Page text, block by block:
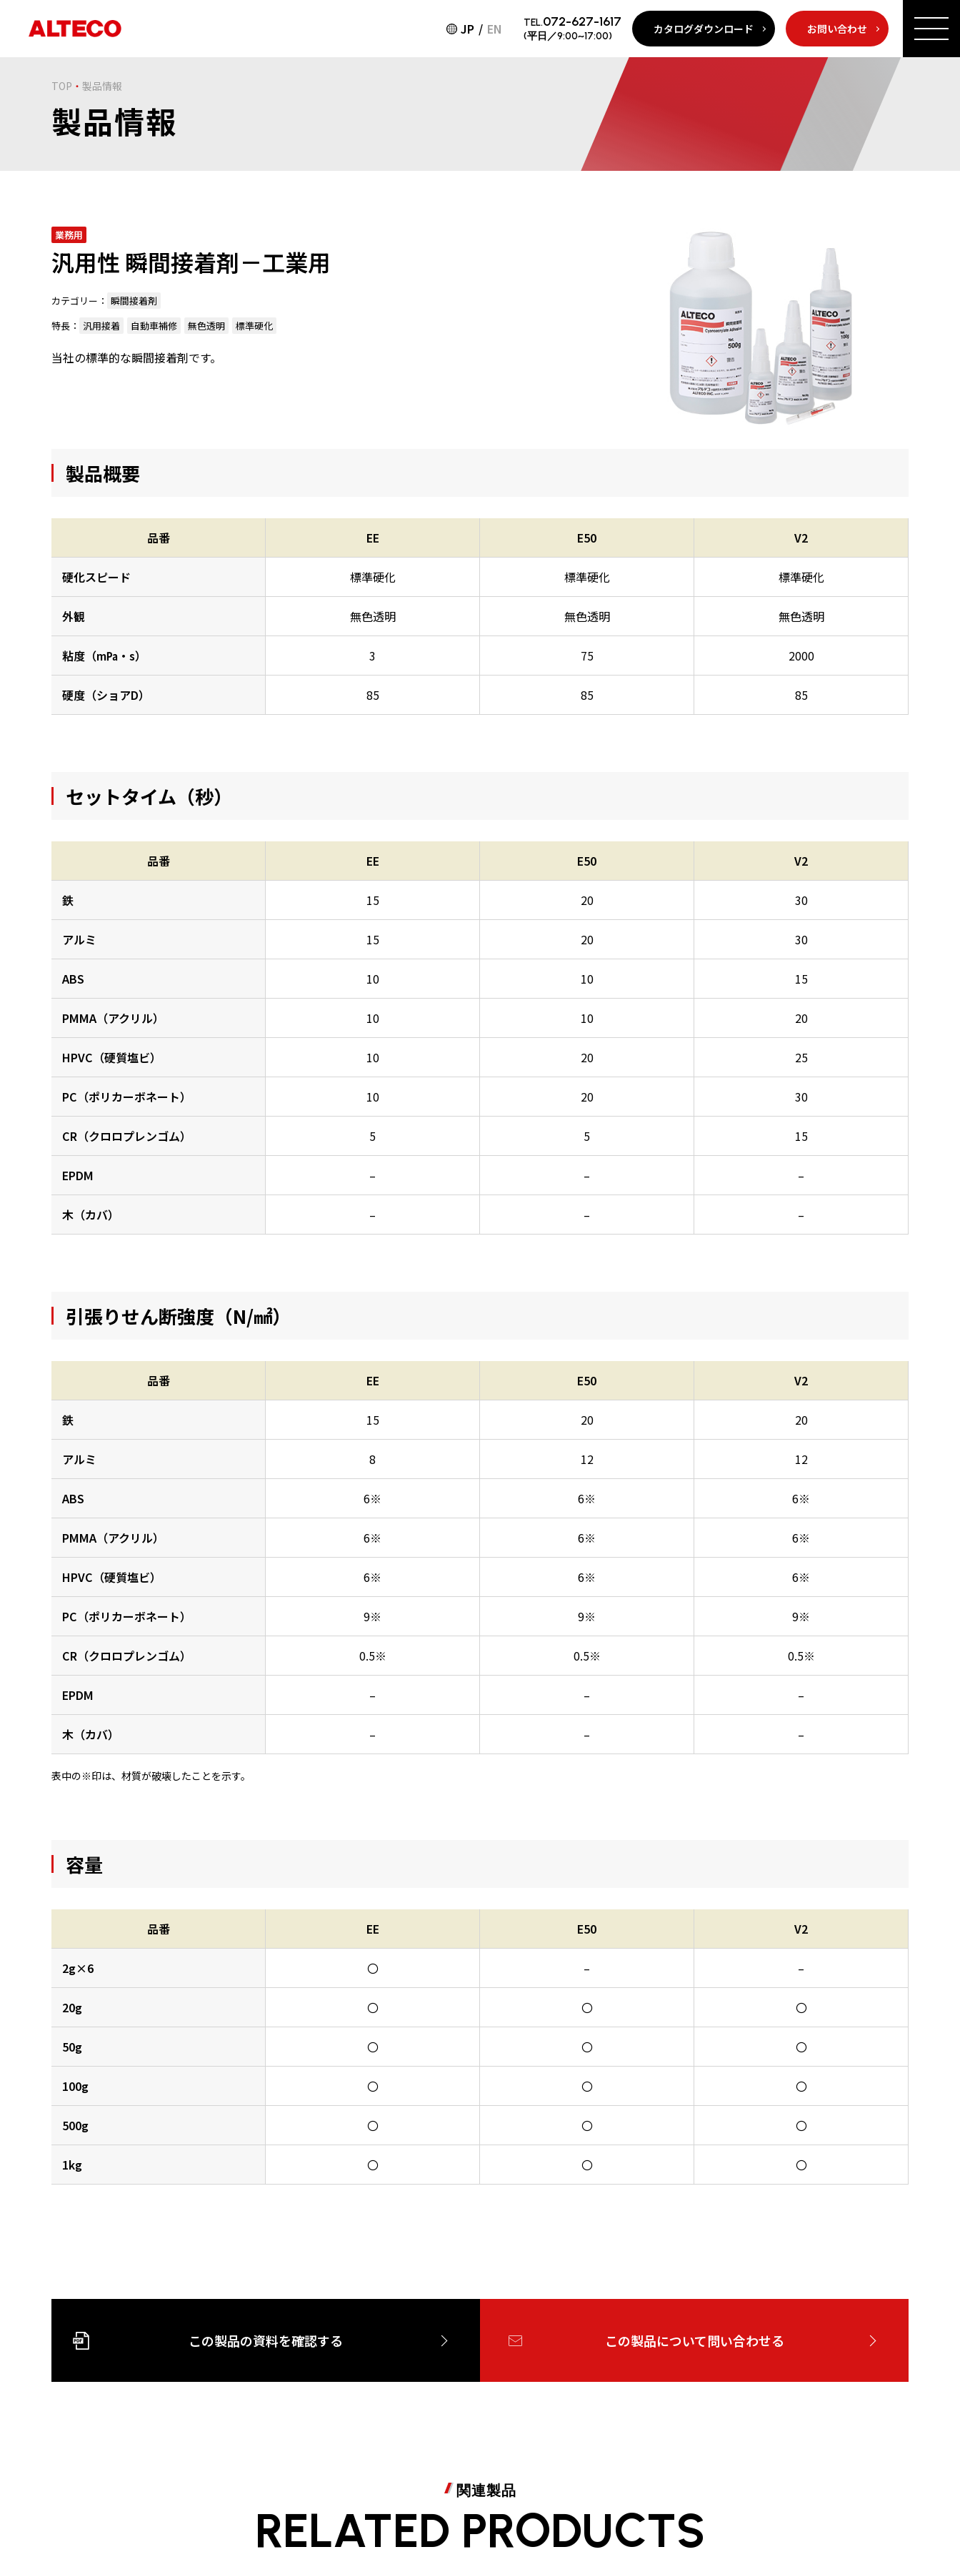
JP EN TEL.072-627-1617
(平日／9:00~17:00)
カタログダウンロード お問い合わせ
TOP 製品情報
製品情報
業務用
汎用性 瞬間接着剤－工業用
カテゴリー： 瞬間接着剤
特長： 汎用接着 自動車補修 無色透明 標準硬化
当社の標準的な瞬間接着剤です。
製品概要
品番 EE E50 V2
硬化スピード 標準硬化 標準硬化 標準硬化
外観 無色透明 無色透明 無色透明
粘度（m㎩・s） 3 75 2000
硬度（ショアD） 85 85 85
セットタイム（秒）
品番 EE E50 V2
鉄 15 20 30
アルミ 15 20 30
ABS 10 10 15
PMMA（アクリル） 10 10 20
HPVC（硬質塩ビ） 10 20 25
PC（ポリカーボネート） 10 20 30
CR（クロロプレンゴム） 5 5 15
EPDM – – –
木（カバ） – – –
引張りせん断強度（N/㎟）
品番 EE E50 V2
鉄 15 20 20
アルミ 8 12 12
ABS 6※ 6※ 6※
PMMA（アクリル） 6※ 6※ 6※
HPVC（硬質塩ビ） 6※ 6※ 6※
PC（ポリカーボネート） 9※ 9※ 9※
CR（クロロプレンゴム） 0.5※ 0.5※ 0.5※
EPDM – – –
木（カバ） – – –
表中の※印は、材質が破壊したことを示す。
容量
品番 EE E50 V2
2g×6 〇 – –
20g 〇 〇 〇
50g 〇 〇 〇
100g 〇 〇 〇
500g 〇 〇 〇
1kg 〇 〇 〇
この製品の資料を確認する この製品について問い合わせる
関連製品
RELATED PRODUCTS